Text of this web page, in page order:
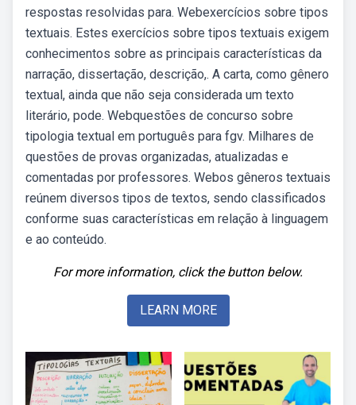
respostas resolvidas para. Webexercícios sobre tipos
textuais. Estes exercícios sobre tipos textuais exigem
conhecimentos sobre as principais características da
narração, dissertação, descrição,. A carta, como gênero
textual, ainda que não seja considerada um texto
literário, pode. Webquestões de concurso sobre
tipologia textual em português para fgv. Milhares de
questões de provas organizadas, atualizadas e
comentadas por professores. Webos gêneros textuais
reúnem diversos tipos de textos, sendo classificados
conforme suas características em relação à linguagem
e ao conteúdo.
For more information, click the button below.
LEARN MORE